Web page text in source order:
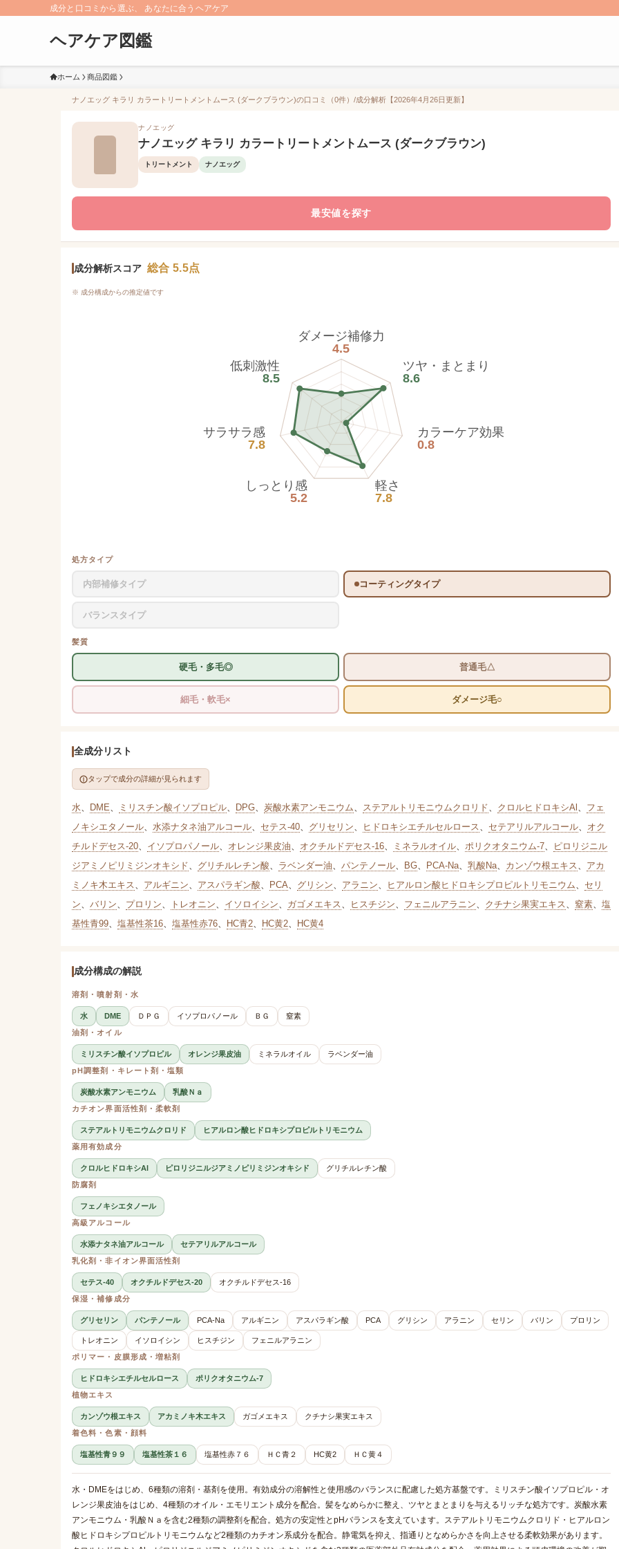
成分と口コミから選ぶ、 あなたに合うヘアケア
ヘアケア図鑑
ホーム 商品図鑑
ナノエッグ キラリ カラートリートメントムース (ダークブラウン)の口コミ（0件）/成分解析【2026年4月26日更新】
ナノエッグ
ナノエッグ キラリ カラートリートメントムース (ダークブラウン)
トリートメント ナノエッグ
最安値を探す
成分解析スコア 総合 5.5点
※ 成分構成からの推定値です
ダメージ補修力
4.5
ツヤ・まとまり
8.6
カラーケア効果
0.8
軽さ
7.8
しっとり感
5.2
サラサラ感
7.8
低刺激性
8.5
処方タイプ
内部補修タイプ コーティングタイプ
バランスタイプ
髪質
硬毛・多毛◎ 普通毛△
細毛・軟毛× ダメージ毛○
全成分リスト
タップで成分の詳細が見られます
水、 DME、 ミリスチン酸イソプロピル、 DPG、 炭酸水素アンモニウム、 ステアルトリモニウムクロリド、 クロルヒドロキシAl 、 フェ
ノキシエタノール、 水添ナタネ油アルコール、 セテス-40、 グリセリン、 ヒドロキシエチルセルロース、 セテアリルアルコール、 オク
チルドデセス-20、 イソプロパノール、 オレンジ果皮油、 オクチルドデセス-16、 ミネラルオイル、 ポリクオタニウム-7、
ピロリジニル
ジアミノピリミジンオキシド、 グリチルレチン酸、 ラベンダー油、 パンテノール、 BG、 PCA-Na、 乳酸Na、 カンゾウ根エキス、 アカ
ミノキ木エキス、 アルギニン、 アスパラギン酸、 PCA、 グリシン、 アラニン、 ヒアルロン酸ヒドロキシプロピルトリモニウム、 セリ
ン、 バリン、 プロリン、 トレオニン、 イソロイシン、 ガゴメエキス、 ヒスチジン、 フェニルアラニン、 クチナシ果実エキス、 窒素、 塩
基性青99、 塩基性茶16、 塩基性赤76、 HC青2、 HC黄2、 HC黄4
成分構成の解説
溶剤・噴射剤・水
水 DME ＤＰＧ イソプロパノール ＢＧ
窒素
油剤・オイル
ミリスチン酸イソプロピル オレンジ果皮油 ミネラルオイル
ラベンダー油
pH調整剤・キレート剤・塩類
炭酸水素アンモニウム
乳酸Ｎａ
カチオン界面活性剤・柔軟剤
ステアルトリモニウムクロリド
ヒアルロン酸ヒドロキシプロピルトリモニウム
薬用有効成分
クロルヒドロキシAl ピロリジニルジアミノピリミジンオキシド
グリチルレチン酸
防腐剤
フェノキシエタノール
高級アルコール
水添ナタネ油アルコール
セテアリルアルコール
乳化剤・非イオン界面活性剤
セテス-40 オクチルドデセス-20
オクチルドデセス-16
保湿・補修成分
グリセリン パンテノール PCA-Na アルギニン アスパラギン酸 PCA グリシン アラニン セリン バリン プロリン
トレオニン イソロイシン ヒスチジン
フェニルアラニン
ポリマー・皮膜形成・増粘剤
ヒドロキシエチルセルロース
ポリクオタニウム-7
植物エキス
カンゾウ根エキス アカミノキ木エキス ガゴメエキス
クチナシ果実エキス
着色料・色素・顔料
塩基性青９９ 塩基性茶１６ 塩基性赤７６ ＨＣ青２ HC黄2 ＨＣ黄４
水・DMEをはじめ、6種類の溶剤・基剤を使用。有効成分の溶解性と使用感のバランスに配慮した処方基盤です。ミリスチン酸イソプロピル・オ
レンジ果皮油をはじめ、4種類のオイル・エモリエント成分を配合。髪をなめらかに整え、ツヤとまとまりを与えるリッチな処方です。炭酸水素
アンモニウム・乳酸Ｎａを含む2種類の調整剤を配合。処方の安定性とpHバランスを支えています。ステアルトリモニウムクロリド・ヒアルロン
酸ヒドロキシプロピルトリモニウムなど2種類のカチオン系成分を配合。静電気を抑え、指通りとなめらかさを向上させる柔軟効果があります。